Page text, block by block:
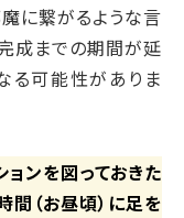
に繋がるような言
成までの期間が延
る可能性がありま
ンを図っておきた
（お昼頃）に足を